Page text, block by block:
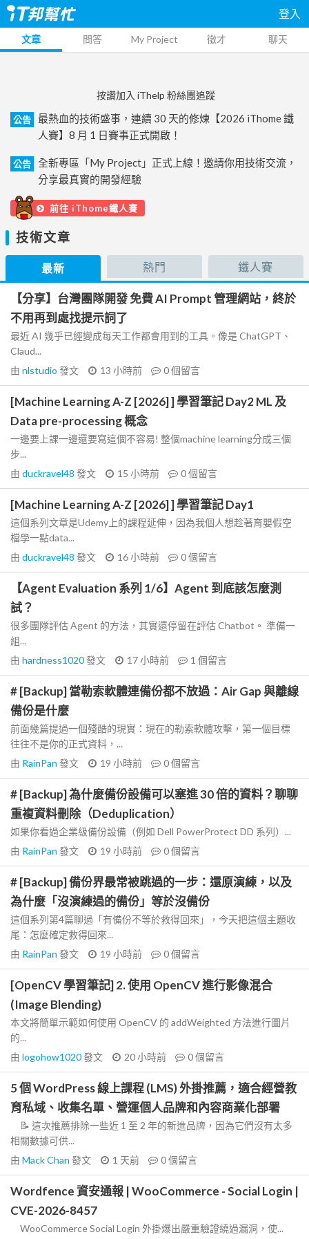
登入
文章 問答 My Project 徵才 聊天
按讚加入 iThelp 粉絲團追蹤
公告
最熱血的技術盛事，連續 30 天的修煉【2026 iThome 鐵
人賽】8 月 1 日賽事正式開啟！
公告
全新專區「My Project」正式上線！邀請你用技術交流，
分享最真實的開發經驗
前往 iThome鐵人賽
技術文章
最新 熱門 鐵人賽
【分享】台灣團隊開發 免費 AI Prompt 管理網站，終於
不用再到處找提示詞了
最近 AI 幾乎已經變成每天工作都會用到的工具。像是 ChatGPT、
Claud...
由 nlstudio 發文 13 小時前 0個留言
[Machine Learning A-Z [2026] ] 學習筆記 Day2 ML 及
Data pre-processing 概念
一邊要上課一邊還要寫這個不容易! 整個machine learning分成三個
步...
由 duckravel48 發文 15 小時前 0個留言
[Machine Learning A-Z [2026] ] 學習筆記 Day1
這個系列文章是Udemy上的課程延伸，因為我個人想趁著育嬰假空
檔學一點data...
由 duckravel48 發文 16 小時前 0個留言
【Agent Evaluation 系列 1/6】Agent 到底該怎麼測
試？
很多團隊評估 Agent 的方法，其實還停留在評估 Chatbot。 準備一
組...
由 hardness1020發文 17 小時前 1 個留言
# [Backup] 當勒索軟體連備份都不放過：Air Gap 與離線
備份是什麼
前面幾篇提過一個殘酷的現實：現在的勒索軟體攻擊，第一個目標
往往不是你的正式資料，...
由 RainPan 發文 19 小時前 0個留言
# [Backup] 為什麼備份設備可以塞進 30 倍的資料？聊聊
重複資料刪除（Deduplication）
如果你看過企業級備份設備（例如 Dell PowerProtect DD 系列）...
由 RainPan 發文 19 小時前 0個留言
# [Backup] 備份界最常被跳過的一步：還原演練，以及
為什麼「沒演練過的備份」等於沒備份
這個系列第4篇聊過「有備份不等於救得回來」，今天把這個主題收
尾：怎麼確定救得回來...
由 RainPan 發文 19 小時前 0個留言
[OpenCV 學習筆記] 2. 使用 OpenCV 進行影像混合
(Image Blending)
本文將簡單示範如何使用 OpenCV 的 addWeighted 方法進行圖片
的...
由 logohow1020發文 20 小時前 0個留言
5 個 WordPress 線上課程 (LMS) 外掛推薦，適合經營教
育私域、收集名單、營運個人品牌和內容商業化部署
📝 這次推薦排除一些近 1 至 2 年的新進品牌，因為它們沒有太多
相關數據可供...
由 Mack Chan 發文 1 天前 0個留言
Wordfence 資安通報 | WooCommerce - Social Login |
CVE-2026-8457
WooCommerce Social Login 外掛爆出嚴重驗證繞過漏洞，使...